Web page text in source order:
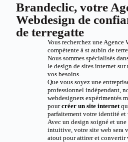
Brandeclic, votre
Webdesign de
de terregatte
Vous recherchez une Agence
compétente à st aubin de
Nous sommes spécialisés
le design de sites internet sur
vos besoins.
Que vous soyez une
professionnel indépendant,
webdesigners expérimentés
pourcréer un site internet
parfaitement votre identité et
Avec un design soigné et
intuitive, votre site web sera
atout pour attirer et convertir